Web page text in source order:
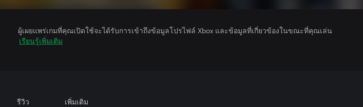
ผู้เผยแพร่เกมที่คุณเปิดใช้จะได้รับการเข้าถึงข้อมูลโปรไฟล์ Xbox และข้อมูลที่เกี่ยวข้องในขณะที่คุณเล่น
เรียนรู้เพิ่มเติม
รีวิว เพิ่มเติม